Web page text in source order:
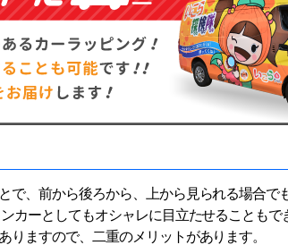
で、前から後ろから、上から見られる場合で
カーとしてもオシャレに目立たせることもで
りますので、二重のメリットがあります。